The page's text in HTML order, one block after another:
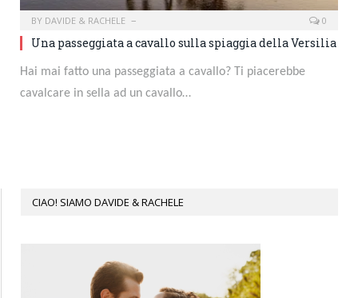
BY DAVIDE & RACHELE 0
Una passeggiata a cavallo sulla spiaggia della Versilia
Hai mai fatto una passeggiata a cavallo? Ti piacerebbe
cavalcare in sella ad un cavallo…
CIAO! SIAMO DAVIDE & RACHELE